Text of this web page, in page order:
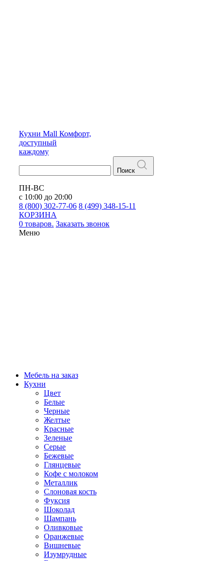
Кухни Mall Комфорт,
доступный
каждому
Поиск
ПН-ВС
с 10:00 до 20:00
8 (800) 302-77-06 8 (499) 348-15-11
КОРЗИНА
0 товаров. Заказать звонок
Меню
Мебель на заказ
Кухни
Цвет
Белые
Черные
Желтые
Красные
Зеленые
Серые
Бежевые
Глянцевые
Кофе с молоком
Металлик
Слоновая кость
Фуксия
Шоколад
Шампань
Оливковые
Оранжевые
Вишневые
Изумрудные